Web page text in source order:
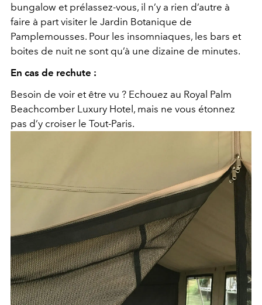
bungalow et prélassez-vous, il n’y a rien d’autre à
faire à part visiter le Jardin Botanique de
Pamplemousses. Pour les insomniaques, les bars et
boites de nuit ne sont qu’à une dizaine de minutes.
En cas de rechute :
Besoin de voir et être vu ? Echouez au Royal Palm
Beachcomber Luxury Hotel, mais ne vous étonnez
pas d’y croiser le Tout-Paris.